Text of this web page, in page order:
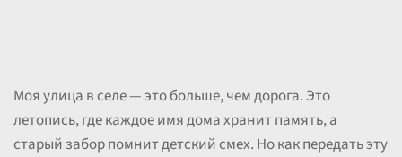
Моя улица в селе — это больше, чем дорога. Это
летопись, где каждое имя дома хранит память, а
старый забор помнит детский смех. Но как передать эту